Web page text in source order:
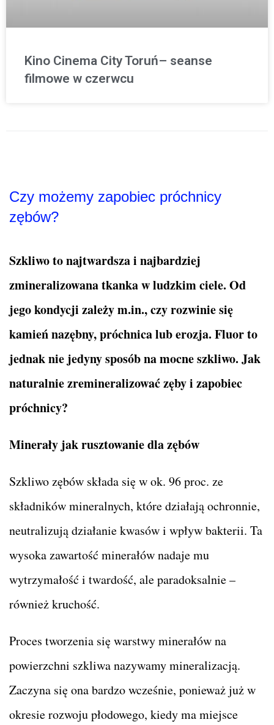
Kino Cinema City Toruń– seanse
filmowe w czerwcu
Czy możemy zapobiec próchnicy
zębów?
Szkliwo to najtwardsza i najbardziej
zmineralizowana tkanka w ludzkim ciele. Od
jego kondycji zależy m.in., czy rozwinie się
kamień nazębny, próchnica lub erozja. Fluor to
jednak nie jedyny sposób na mocne szkliwo. Jak
naturalnie zremineralizować zęby i zapobiec
próchnicy?
Minerały jak rusztowanie dla zębów
Szkliwo zębów składa się w ok. 96 proc. ze
składników mineralnych, które działają ochronnie,
neutralizują działanie kwasów i wpływ bakterii. Ta
wysoka zawartość minerałów nadaje mu
wytrzymałość i twardość, ale paradoksalnie –
również kruchość.
Proces tworzenia się warstwy minerałów na
powierzchni szkliwa nazywamy mineralizacją.
Zaczyna się ona bardzo wcześnie, ponieważ już w
okresie rozwoju płodowego, kiedy ma miejsce